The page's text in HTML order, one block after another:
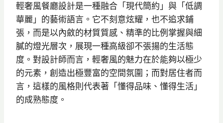
輕奢風餐廳設計是一種融合「現代簡約」與「低調
華麗」的藝術語言。它不刻意炫耀，也不追求鋪
張，而是以內斂的材質質感、精準的比例掌握與細
膩的燈光層次，展現一種高級卻不張揚的生活態
度。對設計師而言，輕奢風的魅力在於能夠以極少
的元素，創造出極豐富的空間氛圍；而對居住者而
言，這樣的風格則代表著「懂得品味、懂得生活」
的成熟態度。